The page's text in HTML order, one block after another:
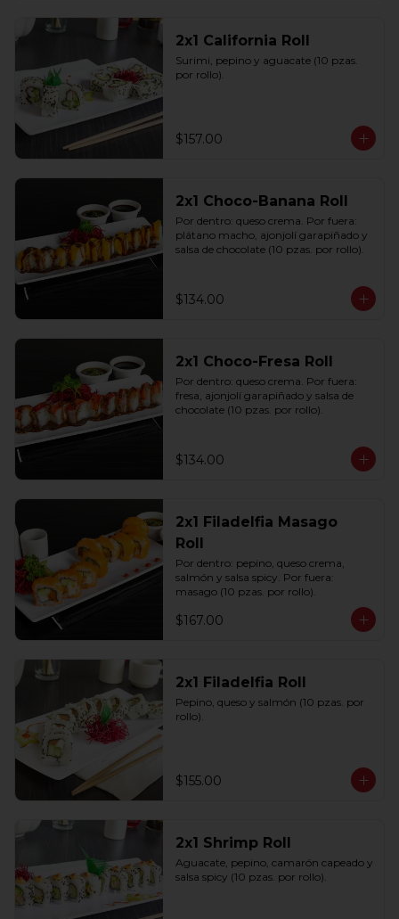
2x1 California Roll
Surimi, pepino y aguacate (10 pzas.
por rollo).
$157.00
2x1 Choco-Banana Roll
Por dentro: queso crema. Por fuera:
plátano macho, ajonjolí garapiñado y
salsa de chocolate (10 pzas. por rollo).
$134.00
2x1 Choco-Fresa Roll
Por dentro: queso crema. Por fuera:
fresa, ajonjolí garapiñado y salsa de
chocolate (10 pzas. por rollo).
$134.00
2x1 Filadelfia Masago
Roll
Por dentro: pepino, queso crema,
salmón y salsa spicy. Por fuera:
masago (10 pzas. por rollo).
$167.00
2x1 Filadelfia Roll
Pepino, queso y salmón (10 pzas. por
rollo).
$155.00
2x1 Shrimp Roll
Aguacate, pepino, camarón capeado y
salsa spicy (10 pzas. por rollo).